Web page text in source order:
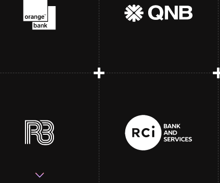
Boosting support for
Iceland’s biggest banks